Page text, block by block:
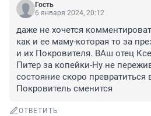
Гость
6 января 2024, 20:12
даже не хочется
как и ее маму-которая то за
и их Покровителя. ВАш отец
Питер за копейки-Ну не
состояние скоро
Покровитель сменится
ОТВЕТИТЬ